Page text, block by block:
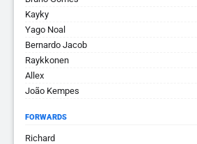
Kayky
Yago Noal
Bernardo Jacob
Raykkonen
Allex
João Kempes
FORWARDS
Richard